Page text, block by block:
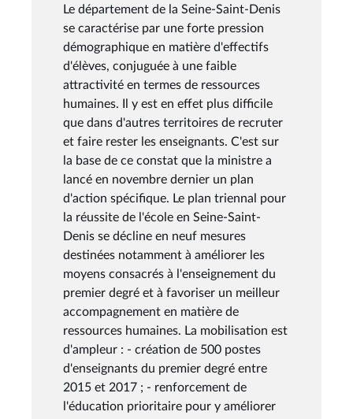
Le département de la Seine-Saint-Denis
se caractérise par une forte pression
démographique en matière d'effectifs
d'élèves, conjuguée à une faible
attractivité en termes de ressources
humaines. Il y est en effet plus difficile
que dans d'autres territoires de recruter
et faire rester les enseignants. C'est sur
la base de ce constat que la ministre a
lancé en novembre dernier un plan
d'action spécifique. Le plan triennal pour
la réussite de l'école en Seine-Saint-
Denis se décline en neuf mesures
destinées notamment à améliorer les
moyens consacrés à l'enseignement du
premier degré et à favoriser un meilleur
accompagnement en matière de
ressources humaines. La mobilisation est
d'ampleur : - création de 500 postes
d'enseignants du premier degré entre
2015 et 2017 ; - renforcement de
l'éducation prioritaire pour y améliorer